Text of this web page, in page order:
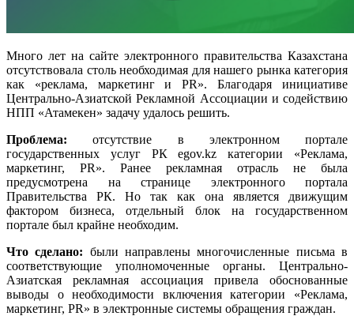
Много лет на сайте электронного правительства Казахстана
отсутствовала столь необходимая для нашего рынка категория
как «реклама, маркетинг и PR». Благодаря инициативе
Центрально-Азиатской Рекламной Ассоциации и содействию
НПП «Атамекен» задачу удалось решить.
Проблема: отсутствие в электронном портале
государственных услуг РК egov.kz категории «Реклама,
маркетинг, PR». Ранее рекламная отрасль не была
предусмотрена на странице электронного портала
Правительства РК. Но так как она является движущим
фактором бизнеса, отдельный блок на государственном
портале был крайне необходим.
Что сделано: были направлены многочисленные письма в
соответствующие уполномоченные органы. Центрально-
Азиатская рекламная ассоциация привела обоснованные
выводы о необходимости включения категории «Реклама,
маркетинг, PR» в электронные системы обращения граждан.